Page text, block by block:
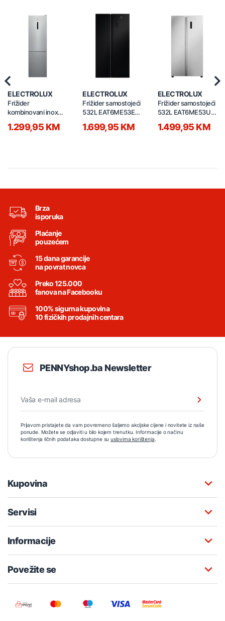
ELECTROLUX
Frižider
kombinovani inox
1.299,95 KM
ELECTROLUX
Frižider samostojeći
532L EAT6ME53E0
1.699,95 KM
ELECTROLUX
Frižider samostojeći
532L EAT6ME53U0
1.499,95 KM
Previous
Brza
isporuka
Plaćanje
pouzećem
15 dana garancije
na povrat novca
Preko 125.000
fanova na Facebooku
100% sigurna kupovina
10 fizičkih prodajnih centara
PENNYshop.ba Newsletter
Prijavom pristajete da vam povremeno šaljemo akcijske cijene i novitete iz naše
ponude. Možete se odjaviti u bilo kojem trenutku. Informacije o načinu
korištenja ličnih podataka dostupne su uslovima korištenja.
Kupovina
Servisi
Informacije
Povežite se